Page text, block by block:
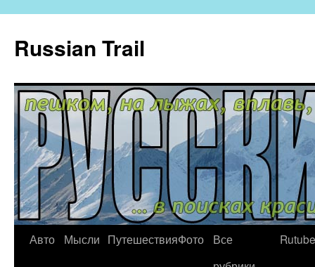
Russian Trail
Авто Мысли ПутешествияФото
Все
Rutube